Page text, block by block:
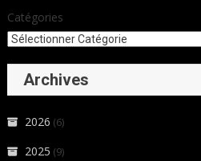
Catégories
Archives
2026 (6)
2025 (9)